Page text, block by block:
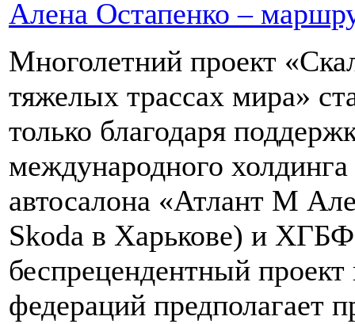
Алена Остапенко –
Многолетний проект
тяжелых трассах мира»
только благодаря
международного
автосалона «Атлант М
Skoda в Харькове) и
беспрецендентный
федераций предполагает